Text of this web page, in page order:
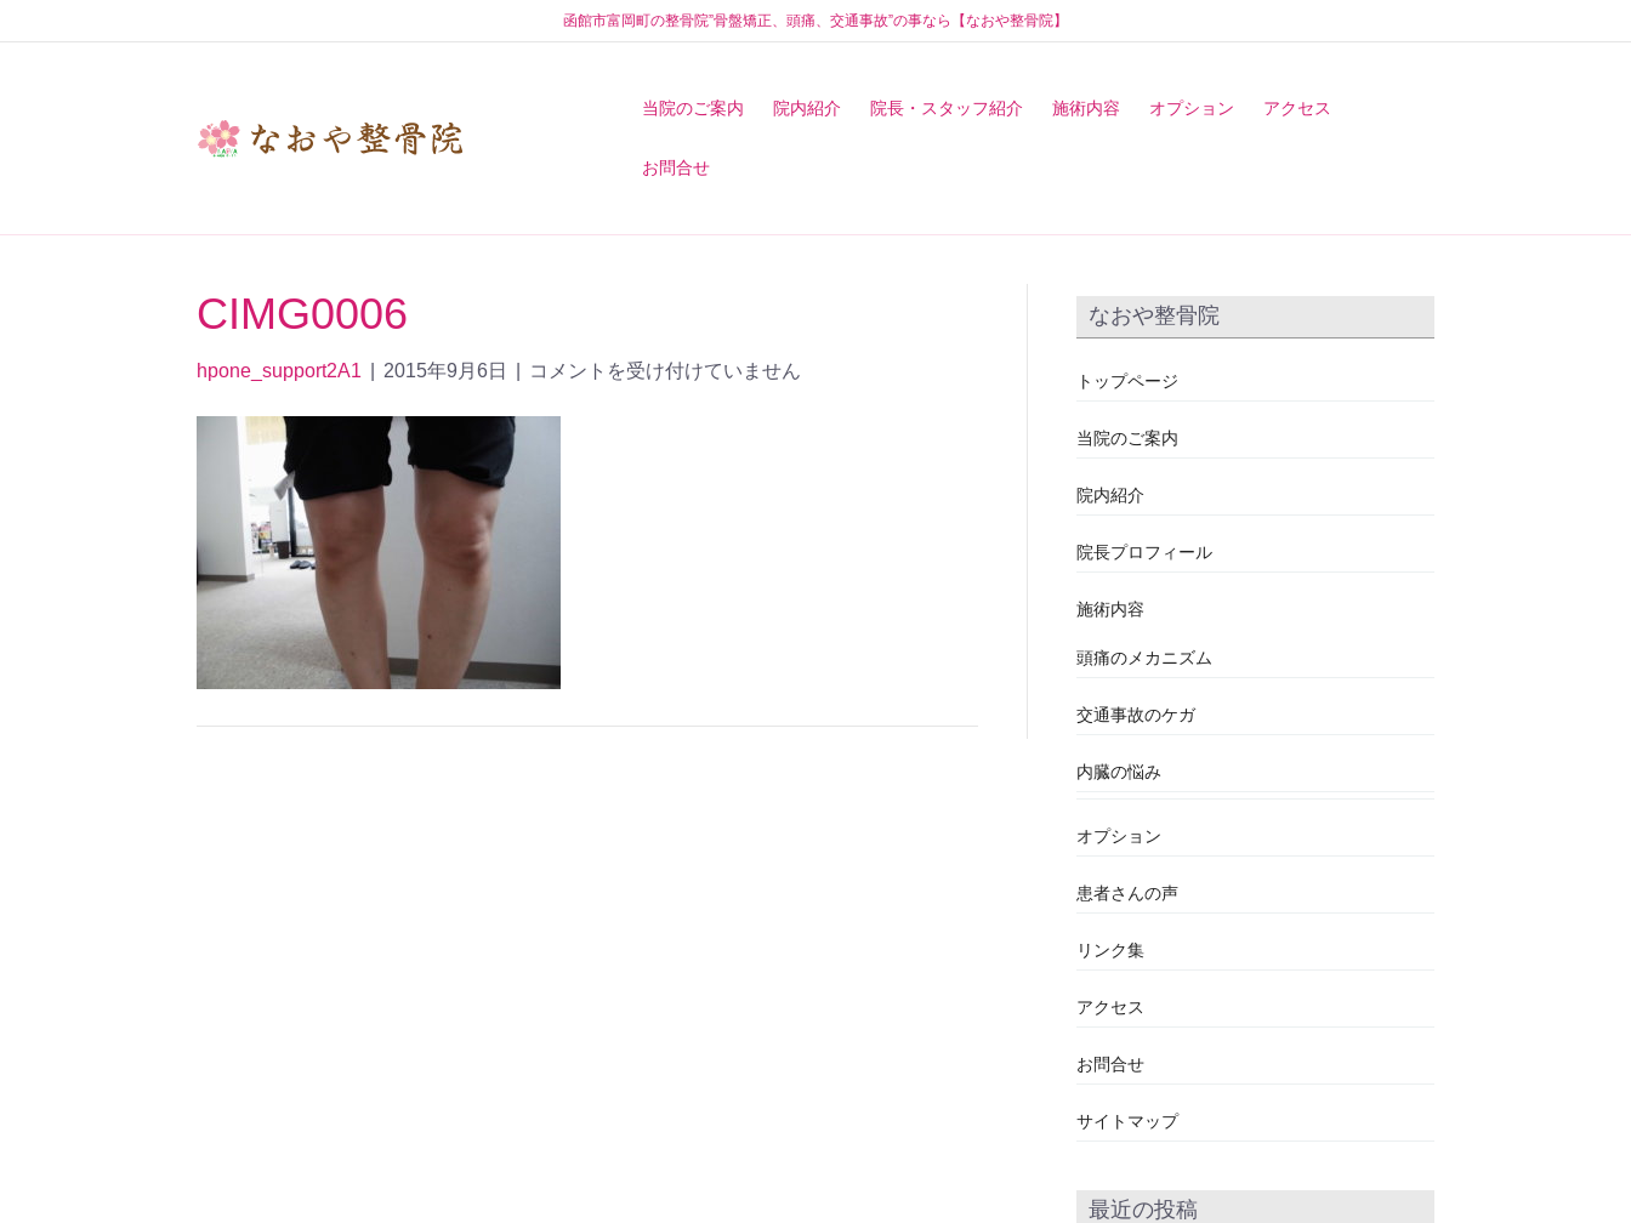
函館市富岡町の整骨院”骨盤矯正、頭痛、交通事故”の事なら【なおや整骨院】
当院のご案内 院内紹介 院長・スタッフ紹介 施術内容 オプション アクセス
お問合せ
CIMG0006
hpone_support2A1 2015年9月6日 コメントを受け付けていません
なおや整骨院
トップページ
当院のご案内
院内紹介
院長プロフィール
施術内容
頭痛のメカニズム
交通事故のケガ
内臓の悩み
オプション
患者さんの声
リンク集
アクセス
お問合せ
サイトマップ
最近の投稿